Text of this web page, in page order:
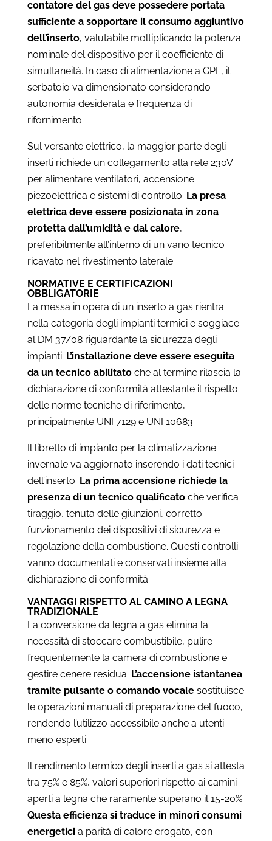
contatore del gas deve possedere portata
sufficiente a sopportare il consumo aggiuntivo
dell’inserto, valutabile moltiplicando la potenza
nominale del dispositivo per il coefficiente di
simultaneità. In caso di alimentazione a GPL, il
serbatoio va dimensionato considerando
autonomia desiderata e frequenza di
rifornimento.
Sul versante elettrico, la maggior parte degli
inserti richiede un collegamento alla rete 230V
per alimentare ventilatori, accensione
piezoelettrica e sistemi di controllo. La presa
elettrica deve essere posizionata in zona
protetta dall’umidità e dal calore,
preferibilmente all’interno di un vano tecnico
ricavato nel rivestimento laterale.
NORMATIVE E CERTIFICAZIONI
OBBLIGATORIE
La messa in opera di un inserto a gas rientra
nella categoria degli impianti termici e soggiace
al DM 37/08 riguardante la sicurezza degli
impianti. L’installazione deve essere eseguita
da un tecnico abilitatoche al termine rilascia la
dichiarazione di conformità attestante il rispetto
delle norme tecniche di riferimento,
principalmente UNI 7129 e UNI 10683.
Il libretto di impianto per la climatizzazione
invernale va aggiornato inserendo i dati tecnici
dell’inserto. La prima accensione richiede la
presenza di un tecnico qualificatoche verifica
tiraggio, tenuta delle giunzioni, corretto
funzionamento dei dispositivi di sicurezza e
regolazione della combustione. Questi controlli
vanno documentati e conservati insieme alla
dichiarazione di conformità.
VANTAGGI RISPETTO AL CAMINO A LEGNA
TRADIZIONALE
La conversione da legna a gas elimina la
necessità di stoccare combustibile, pulire
frequentemente la camera di combustione e
gestire cenere residua. L’accensione istantanea
tramite pulsante o comando vocalesostituisce
le operazioni manuali di preparazione del fuoco,
rendendo l’utilizzo accessibile anche a utenti
meno esperti.
Il rendimento termico degli inserti a gas si attesta
tra 75% e 85%, valori superiori rispetto ai camini
aperti a legna che raramente superano il 15-20%.
Questa efficienza si traduce in minori consumi
energeticia parità di calore erogato, con